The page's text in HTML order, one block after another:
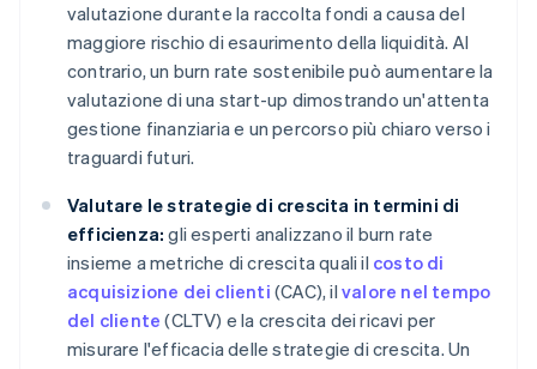
valutazione durante la raccolta fondi a causa del
maggiore rischio di esaurimento della liquidità. Al
contrario, un burn rate sostenibile può aumentare la
valutazione di una start-up dimostrando un'attenta
gestione finanziaria e un percorso più chiaro verso i
traguardi futuri.
Valutare le strategie di crescita in termini di
efficienza: gli esperti analizzano il burn rate
insieme a metriche di crescita quali il costo di
acquisizione dei clienti (CAC), ilvalore nel tempo
del cliente (CLTV) e la crescita dei ricavi per
misurare l'efficacia delle strategie di crescita. Un